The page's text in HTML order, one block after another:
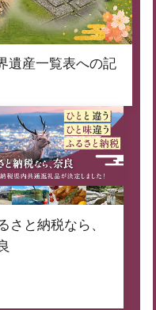
遺産一覧表への記
さと納税なら、